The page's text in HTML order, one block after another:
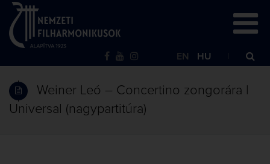
EN HU
Weiner Leó – Concertino zongorára |
Universal (nagypartitúra)